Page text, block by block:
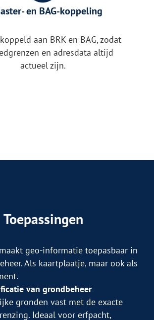
en BAG-koppeling
aan BRK en BAG, zodat
en adresdata altijd
actueel zijn.
Toepassingen
geo-informatie toepasbaar in
Als kaartplaatje, maar ook als
van grondbeheer
gronden vast met de exacte
Ideaal voor erfpacht,